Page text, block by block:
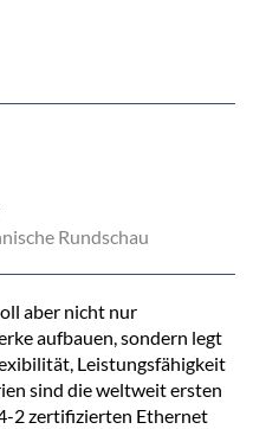
Rundschau
aber nicht nur
aufbauen, sondern legt
Leistungsfähigkeit
sind die weltweit ersten
2 zertifizierten Ethernet